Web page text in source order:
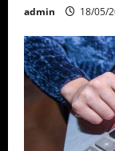
admin 18/05/